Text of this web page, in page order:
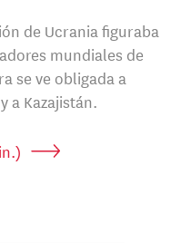
de Ucrania figuraba
mundiales de
se ve obligada a
a Kazajistán.